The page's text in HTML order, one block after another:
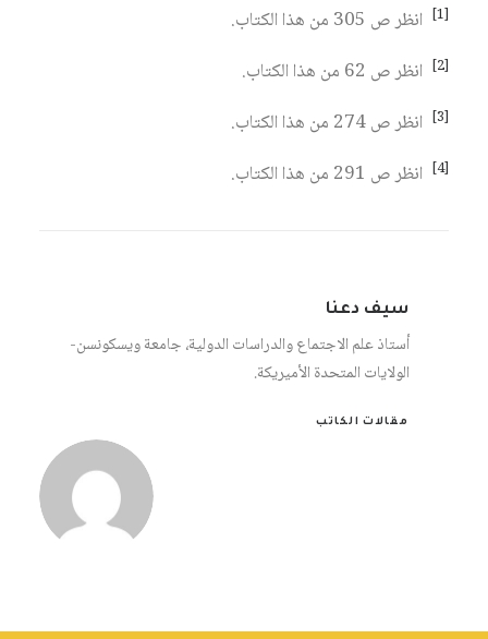
[1] انظر ص 305 من هذا الكتاب.
[2] انظر ص 62 من هذا الكتاب.
[3] انظر ص 274 من هذا الكتاب.
[4] انظر ص 291 من هذا الكتاب.
سيف دعنا
أستاذ علم الاجتماع والدراسات الدولية، جامعة ويسكونسن-
الولايات المتحدة الأميريكة.
مقالات الكاتب